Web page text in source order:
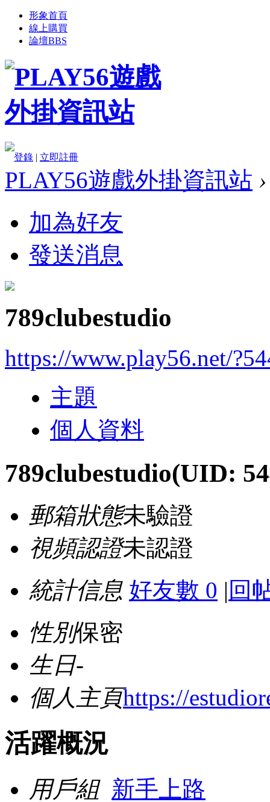
形象首頁
線上購買
論壇BBS
登錄 | 立即註冊
PLAY56遊戲外掛資訊站 ›
加為好友
發送消息
789clubestudio
https://www.play56.net/
主題
個人資料
789clubestudio(UID:
郵箱狀態未驗證
視頻認證未認證
統計信息 好友數 0 | 回
性別保密
生日-
個人主頁https://
活躍概況
用戶組 新手上路